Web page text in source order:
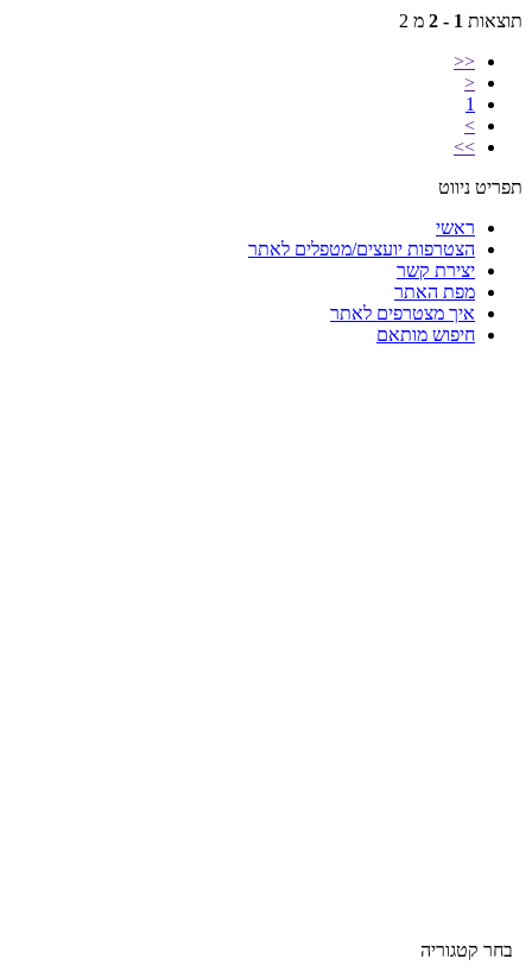
תוצאות 1 - 2
מ 2
<<
<
1
>
>>
תפריט ניווט
ראשי
הצטרפות יועצים/מטפלים לאתר
יצירת קשר
מפת האתר
איך מצטרפים לאתר
חיפוש מותאם
בחר קטגוריה